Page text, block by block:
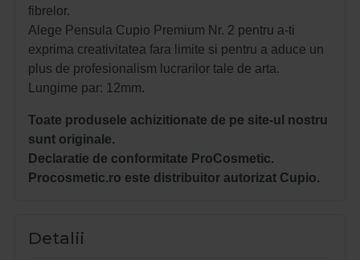
fibrelor.
Alege Pensula Cupio Premium Nr. 2 pentru a-ti
exprima creativitatea fara limite si pentru a aduce un
plus de profesionalism lucrarilor tale de arta.
Lungime par: 12mm.
Toate produsele achizitionate de pe site-ul nostru
sunt originale.
Declaratie de conformitate ProCosmetic.
Procosmetic.ro este distribuitor autorizat Cupio.
Detalii